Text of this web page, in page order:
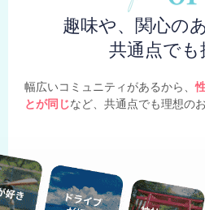
趣味や、関心の
共通点でも
幅広いコミュニティがあるから、
とが同じなど、共通点でも理想の